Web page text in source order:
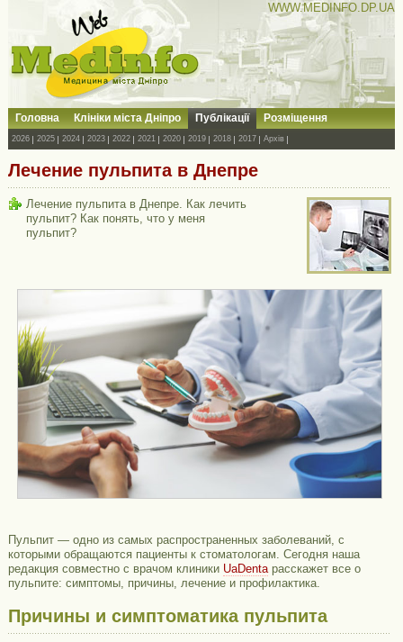
WWW.MEDINFO.DP.UA
Головна Клініки міста Дніпро Публікації Розміщення
2026 2025 2024 2023 2022 2021 2020 2019 2018 2017 Архів
Лечение пульпита в Днепре
Лечение пульпита в Днепре. Как лечить
пульпит? Как понять, что у меня
пульпит?
Пульпит — одно из самых распространенных заболеваний, с
которыми обращаются пациенты к стоматологам. Сегодня наша
редакция совместно с врачом клиники UaDentaрасскажет все о
пульпите: симптомы, причины, лечение и профилактика.
Причины и симптоматика пульпита